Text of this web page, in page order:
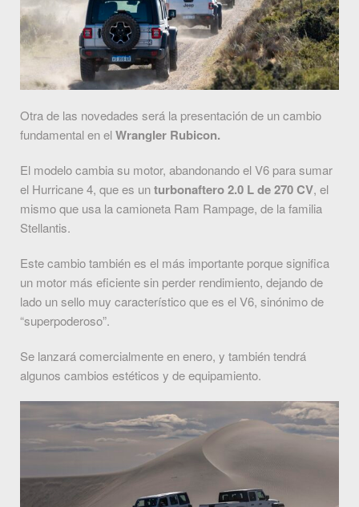
Otra de las novedades será la presentación de un cambio
fundamental en elWrangler Rubicon.
El modelo cambia su motor, abandonando el V6 para sumar
el Hurricane 4, que es unturbonaftero 2.0 L de 270 CV, el
mismo que usa la camioneta Ram Rampage, de la familia
Stellantis.
Este cambio también es el más importante porque significa
un motor más eficiente sin perder rendimiento, dejando de
lado un sello muy característico que es el V6, sinónimo de
“superpoderoso”.
Se lanzará comercialmente en enero, y también tendrá
algunos cambios estéticos y de equipamiento.